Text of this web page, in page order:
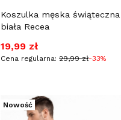
Koszulka męska świąteczna
biała Recea
Cena promocyjna
19,99 zł
Cena regularna: 29,99 zł-33%
Nowość